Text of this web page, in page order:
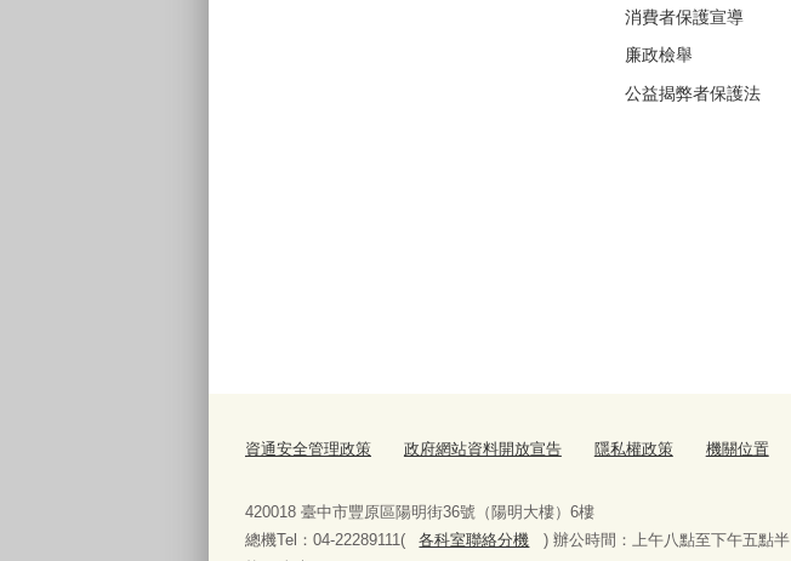
消費者保護宣導
廉政檢舉
公益揭弊者保護法
資通安全管理政策 政府網站資料開放宣告 隱私權政策 機關位置
420018 臺中市豐原區陽明街36號（陽明大樓）6樓
總機Tel：04-22289111(
各科室聯絡分機
) 辦公時間：上午八點至下午五點半